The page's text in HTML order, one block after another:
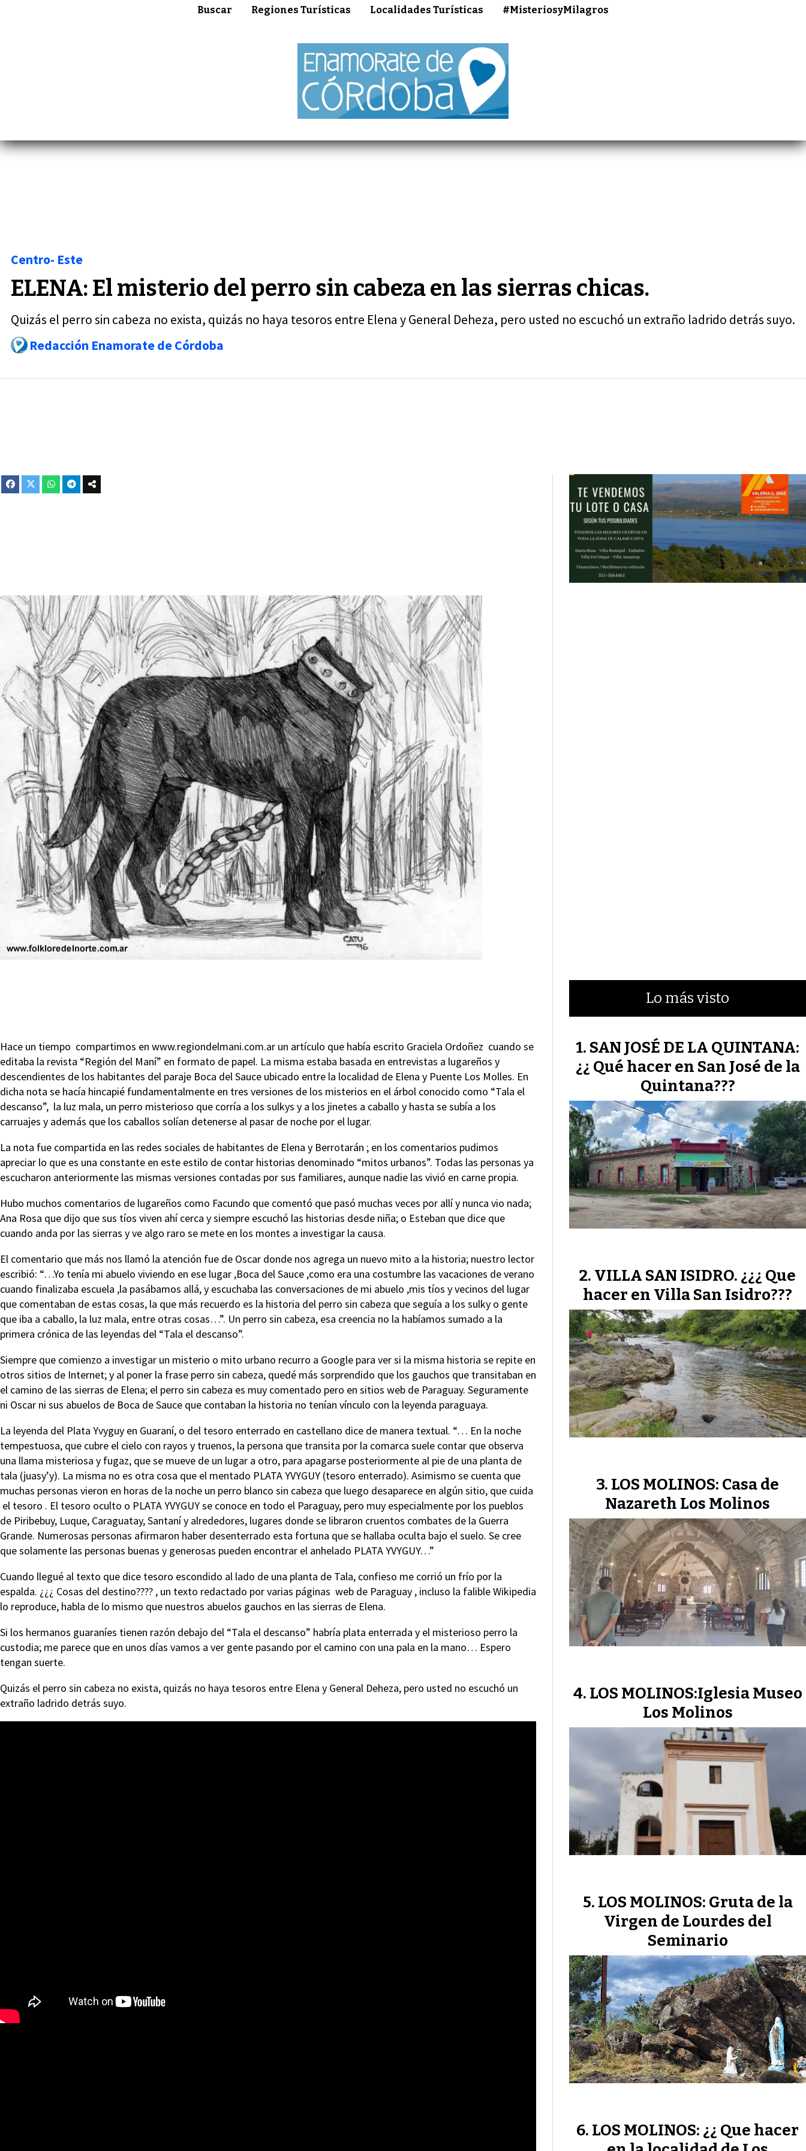
Buscar Regiones Turísticas Localidades Turísticas #MisteriosyMilagros
ELENA: El misterio del perro sin cabeza en las sierras chicas.
Quizás el perro sin cabeza no exista, quizás no haya tesoros entre Elena y General Deheza, pero usted no escuchó un extraño ladrido detrás suyo.
Centro- Este
Redacción Enamorate de Córdoba
Hace un tiempo compartimos en www.regiondelmani.com.ar un artículo que había escrito Graciela Ordoñez cuando se
editaba la revista “Región del Maní” en formato de papel. La misma estaba basada en entrevistas a lugareños y
descendientes de los habitantes del paraje Boca del Sauce ubicado entre la localidad de Elena y Puente Los Molles. En
dicha nota se hacía hincapié fundamentalmente en tres versiones de los misterios en el árbol conocido como “Tala el
descanso”, la luz mala, un perro misterioso que corría a los sulkys y a los jinetes a caballo y hasta se subía a los
carruajes y además que los caballos solían detenerse al pasar de noche por el lugar.
La nota fue compartida en las redes sociales de habitantes de Elena y Berrotarán ; en los comentarios pudimos
apreciar lo que es una constante en este estilo de contar historias denominado “mitos urbanos”. Todas las personas ya
escucharon anteriormente las mismas versiones contadas por sus familiares, aunque nadie las vivió en carne propia.
Hubo muchos comentarios de lugareños como Facundo que comentó que pasó muchas veces por allí y nunca vio nada;
Ana Rosa que dijo que sus tíos viven ahí cerca y siempre escuchó las historias desde niña; o Esteban que dice que
cuando anda por las sierras y ve algo raro se mete en los montes a investigar la causa.
El comentario que más nos llamó la atención fue de Oscar donde nos agrega un nuevo mito a la historia; nuestro lector
escribió: “…Yo tenía mi abuelo viviendo en ese lugar ,Boca del Sauce ,como era una costumbre las vacaciones de verano
cuando finalizaba escuela ,la pasábamos allá, y escuchaba las conversaciones de mi abuelo ,mis tíos y vecinos del lugar
que comentaban de estas cosas, la que más recuerdo es la historia del perro sin cabeza que seguía a los sulky o gente
que iba a caballo, la luz mala, entre otras cosas…”. Un perro sin cabeza, esa creencia no la habíamos sumado a la
primera crónica de las leyendas del “Tala el descanso”.
Siempre que comienzo a investigar un misterio o mito urbano recurro a Google para ver si la misma historia se repite en
otros sitios de Internet; y al poner la frase perro sin cabeza, quedé más sorprendido que los gauchos que transitaban en
el camino de las sierras de Elena; el perro sin cabeza es muy comentado pero en sitios web de Paraguay. Seguramente
ni Oscar ni sus abuelos de Boca de Sauce que contaban la historia no tenían vínculo con la leyenda paraguaya.
La leyenda del Plata Yvyguy en Guaraní, o del tesoro enterrado en castellano dice de manera textual. “… En la noche
tempestuosa, que cubre el cielo con rayos y truenos, la persona que transita por la comarca suele contar que observa
una llama misteriosa y fugaz, que se mueve de un lugar a otro, para apagarse posteriormente al pie de una planta de
tala (juasy’y). La misma no es otra cosa que el mentado PLATA YVYGUY (tesoro enterrado). Asimismo se cuenta que
muchas personas vieron en horas de la noche un perro blanco sin cabeza que luego desaparece en algún sitio, que cuida
el tesoro . El tesoro oculto o PLATA YVYGUY se conoce en todo el Paraguay, pero muy especialmente por los pueblos
de Piribebuy, Luque, Caraguatay, Santaní y alrededores, lugares donde se libraron cruentos combates de la Guerra
Grande. Numerosas personas afirmaron haber desenterrado esta fortuna que se hallaba oculta bajo el suelo. Se cree
que solamente las personas buenas y generosas pueden encontrar el anhelado PLATA YVYGUY…”
Cuando llegué al texto que dice tesoro escondido al lado de una planta de Tala, confieso me corrió un frío por la
espalda. ¿¿¿ Cosas del destino???? , un texto redactado por varias páginas web de Paraguay , incluso la falible Wikipedia
lo reproduce, habla de lo mismo que nuestros abuelos gauchos en las sierras de Elena.
Si los hermanos guaraníes tienen razón debajo del “Tala el descanso” habría plata enterrada y el misterioso perro la
custodia; me parece que en unos días vamos a ver gente pasando por el camino con una pala en la mano… Espero
tengan suerte.
Quizás el perro sin cabeza no exista, quizás no haya tesoros entre Elena y General Deheza, pero usted no escuchó un
extraño ladrido detrás suyo.
Lo más visto
SAN JOSÉ DE LA QUINTANA:
¿¿ Qué hacer en San José de la
Quintana???
VILLA SAN ISIDRO. ¿¿¿ Que
hacer en Villa San Isidro???
LOS MOLINOS: Casa de
Nazareth Los Molinos
LOS MOLINOS:Iglesia Museo
Los Molinos
LOS MOLINOS: Gruta de la
Virgen de Lourdes del
Seminario
LOS MOLINOS: ¿¿ Que hacer